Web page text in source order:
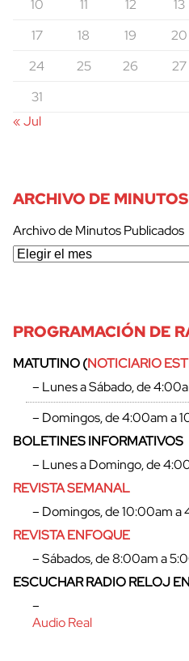
10
11 12 13
17
18 19 20
24
25 26 27
31
« Jul
ARCHIVO DE
Archivo de Minutos Publicados
PROGRAMACIÓN DE
MATUTINO (NOTICIARIO
– Lunes a Sábado, de
– Domingos, de 4:00am a
BOLETINES INFORMATIVOS
– Lunes a Domingo, de
REVISTA SEMANAL
– Domingos, de 10:00am a
REVISTA ENFOQUE
– Sábados, de 8:00am a
ESCUCHAR RADIO RELOJ
–
Audio Real